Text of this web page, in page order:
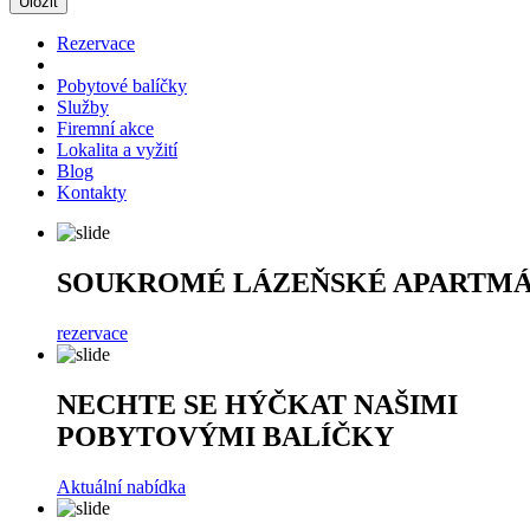
Rezervace
Pobytové balíčky
Služby
Firemní akce
Lokalita a vyžití
Blog
Kontakty
SOUKROMÉ LÁZEŇSKÉ
rezervace
NECHTE SE HÝČKAT NAŠIMI
POBYTOVÝMI BALÍČKY
Aktuální nabídka